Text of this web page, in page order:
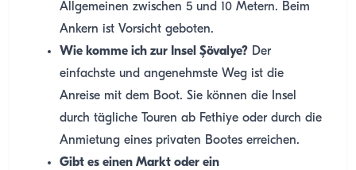
Allgemeinen zwischen 5 und 10 Metern. Beim
Ankern ist Vorsicht geboten.
Wie komme ich zur Insel Şövalye? Der
einfachste und angenehmste Weg ist die
Anreise mit dem Boot. Sie können die Insel
durch tägliche Touren ab Fethiye oder durch die
Anmietung eines privaten Bootes erreichen.
Gibt es einen Markt oder ein